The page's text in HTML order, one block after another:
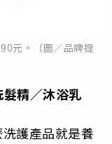
元。（圖／品牌提
精／沐浴乳
護產品就是養